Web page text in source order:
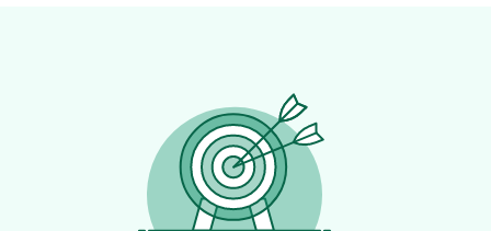
Få hjälp
Välj tillvägagångssätt